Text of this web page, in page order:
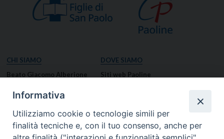
CHI SIAMO
Beato Giacomo Alberione
Missione Paolina
Luoghi delle Origini
DOVE SIAMO
Siti web Paoline
Notizie dal governo generale
Notizie in breve
Informativa
Utilizziamo cookie o tecnologie simili per
finalità tecniche e, con il tuo consenso, anche per